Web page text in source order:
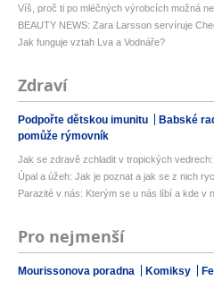
Víš, proč ti po mléčných výrobcích možná
BEAUTY NEWS: Zara Larsson servíruje
Jak funguje vztah Lva a Vodnáře?
Zdraví
Podpořte dětskou imunitu Babské
pomůže rýmovník
Jak se zdravě zchladit v tropických vedrech:
Úpal a úžeh: Jak je poznat a jak se z nich
Parazité v nás: Kterým se u nás líbí a kde v
Pro nejmenší
Mourissonova poradna Komiksy